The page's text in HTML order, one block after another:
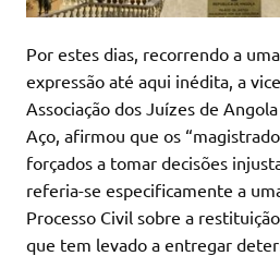
Por estes dias, recorrendo a
expressão até aqui inédita, a
Associação dos Juízes de
Aço, afirmou que os
forçados a tomar decisões
referia-se especificamente a
Processo Civil sobre a
que tem levado a entregar